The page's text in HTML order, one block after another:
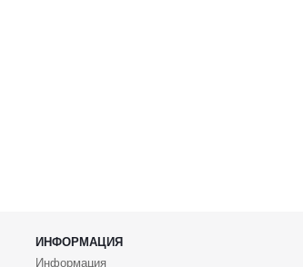
ИНФОРМАЦИЯ
Информация